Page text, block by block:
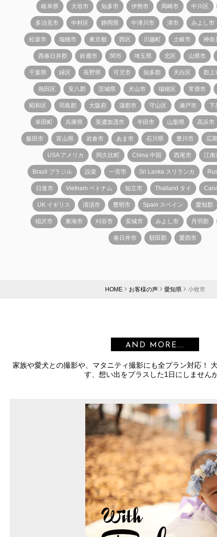
岐阜県 大垣市 知多市 伊勢市 岡崎市 中川区
多治見市 中村区 静岡県 中津川市 津市 みよし市
松坂市 瑞穂市 東京都 西区 川越町 土岐市 神奈
西春日井郡 鈴鹿市 関市 埼玉県 北区 山県市
千葉県 緑区 長野県 可児市 知多郡 天白区 郡上
熱田区 安八郡 茨城県 犬山市 瑞穂区 常滑市
昭和区 羽島郡 大阪府 蒲郡市 守山区 瀬戸市 下
幸田町 兵庫県 美濃加茂市 半田市 山梨県 高浜市
飯田市 富山県 岩倉市 あま市 石川県 豊川市 広
USA アメリカ 阿久比町 China 中国 西尾市 江南
Brazil ブラジル 設楽 一宮市 Sri Lanka スリランカ
日進市 Vietnam ベトナム 知立市 Thailand タイ
UK イギリス 清須市 豊明市 Spain スペイン 愛知郡
稲沢市 東海市 刈谷市 安城市 みよし市 丹羽郡
春日井市 額田郡 愛西市
HOME お客様の声 愛知県 小牧市
AND MORE...
家族や愛犬との撮影や、マタニティ撮影にも全プラン対応！
す、想い出をプラスした1日にしません